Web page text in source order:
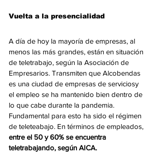
Vuelta a la presencialidad
A día de hoy la mayoría de empresas, al
menos las más grandes, están en situación
de teletrabajo, según la Asociación de
Empresarios. Transmiten que Alcobendas
es una ciudad de empresas de serviciosy
el empleo se ha mantenido bien dentro de
lo que cabe durante la pandemia.
Fundamental para esto ha sido el régimen
de teleteabajo. En términos de empleados,
entre el 50 y 60% se encuentra
teletrabajando, según AICA.